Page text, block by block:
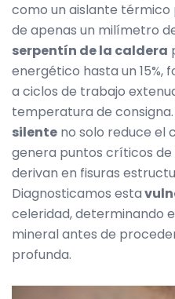
como un aislante térmico
de apenas un milímetro
serpentín de la caldera
energético hasta un 15%,
a ciclos de trabajo
temperatura de consigna.
silente no solo reduce el
genera puntos críticos
derivan en fisuras
Diagnosticamos esta
celeridad, determinando
mineral antes de
profunda.